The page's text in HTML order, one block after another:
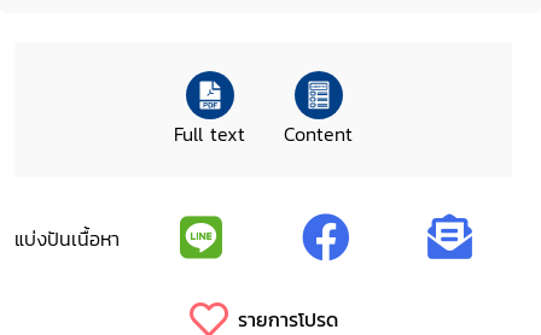
Full text Content
แบ่งปันเนื้อหา
รายการโปรด